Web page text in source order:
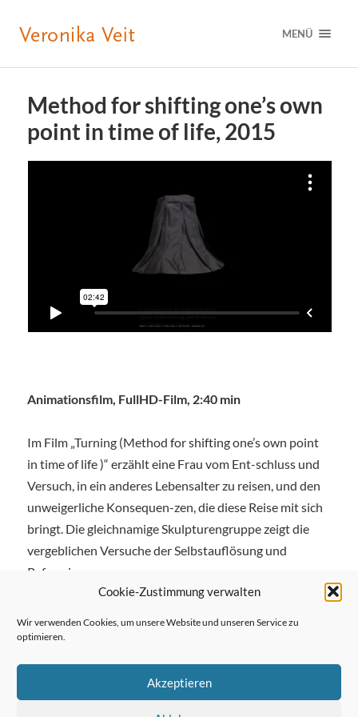
Cookie-Zustimmung verwalten
Wir verwenden Cookies, um unsere Website und unseren Service zu
optimieren.
Akzeptieren
MENÜ
Method for shifting one’s own
point in time of life, 2015
Animationsfilm, FullHD-Film, 2:40 min
Im Film „Turning (Method for shifting one’s own point
in time of life )“ erzählt eine Frau vom Ent-schluss und
Versuch, in ein anderes Lebensalter zu reisen, und den
unweigerliche Konsequen-zen, die diese Reise mit sich
bringt. Die gleichnamige Skulpturengruppe zeigt die
vergeblichen Versuche der Selbstauflösung und
Reformierung.
← Vorheriger Beitrag